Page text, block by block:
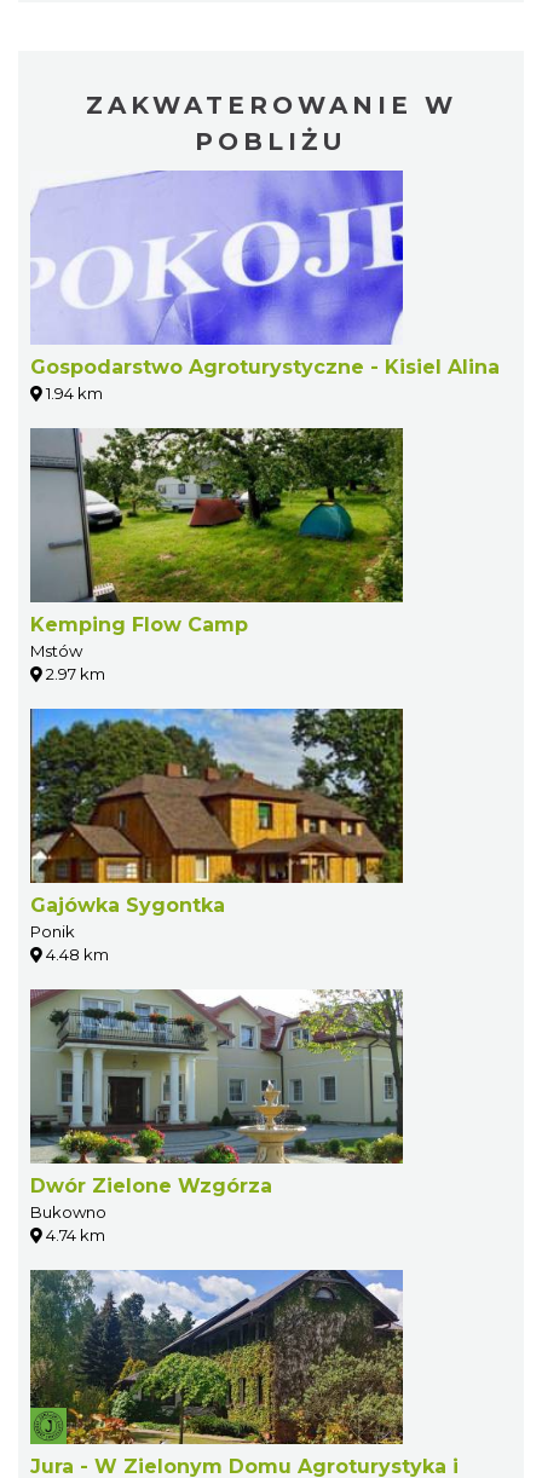
ZAKWATEROWANIE W
POBLIŻU
Gospodarstwo Agroturystyczne - Kisiel Alina
1.94 km
Kemping Flow Camp
Mstów
2.97 km
Gajówka Sygontka
Ponik
4.48 km
Dwór Zielone Wzgórza
Bukowno
4.74 km
Jura - W Zielonym Domu Agroturystyka i